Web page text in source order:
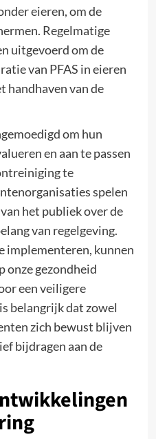
eieren, om de
Regelmatige
uitgevoerd om de
van PFAS in eieren
handhaven van de
om hun
en aan te passen
te
spelen
het publiek over de
van regelgeving.
implementeren, kunnen
onze gezondheid
een veiligere
belangrijk dat zowel
zich bewust blijven
bijdragen aan de